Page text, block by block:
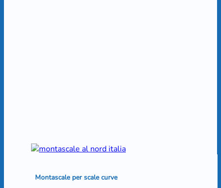
Montascale per scale curve